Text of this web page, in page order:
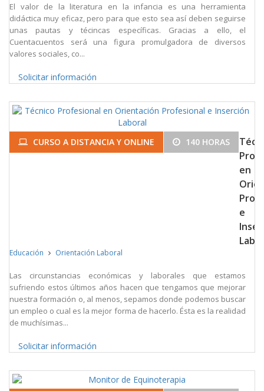
El valor de la literatura en la infancia es una herramienta
didáctica muy eficaz, pero para que esto sea así deben seguirse
unas pautas y técincas específicas. Gracias a ello, el
Cuentacuentos será una figura promulgadora de diversos
valores sociales, co...
Solicitar información
CURSO A DISTANCIA Y ONLINE 140 HORAS
en
e
Educación Orientación Laboral
Las circunstancias económicas y laborales que estamos
sufriendo estos últimos años hacen que tengamos que mejorar
nuestra formación o, al menos, sepamos donde podemos buscar
un empleo o cual es la mejor forma de hacerlo. Ésta es la realidad
de muchísimas...
Solicitar información